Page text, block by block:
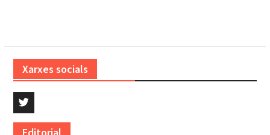
Xarxes socials